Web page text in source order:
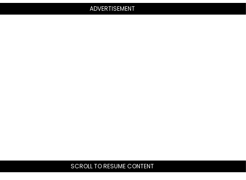
ADVERTISEMENT
SCROLL TO RESUME CONTENT